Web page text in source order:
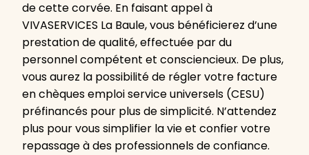
de cette corvée. En faisant appel à
VIVASERVICES La Baule, vous bénéficierez d’une
prestation de qualité, effectuée par du
personnel compétent et consciencieux. De plus,
vous aurez la possibilité de régler votre facture
en chèques emploi service universels (CESU)
préfinancés pour plus de simplicité. N’attendez
plus pour vous simplifier la vie et confier votre
repassage à des professionnels de confiance.